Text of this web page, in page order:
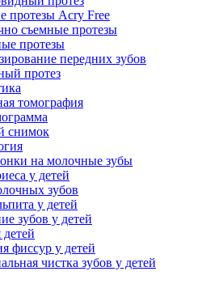
протезы Acry Free
съемные протезы
протезы
передних зубов
протез
томография
снимок
на молочные зубы
у детей
зубов
у детей
зубов у детей
фиссур у детей
чистка зубов у детей